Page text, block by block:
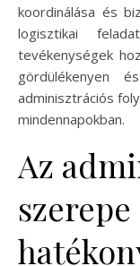
koordinálása és
logisztikai
tevékenységek
gördülékenyen
adminisztrációs
mindennapokban.
Az